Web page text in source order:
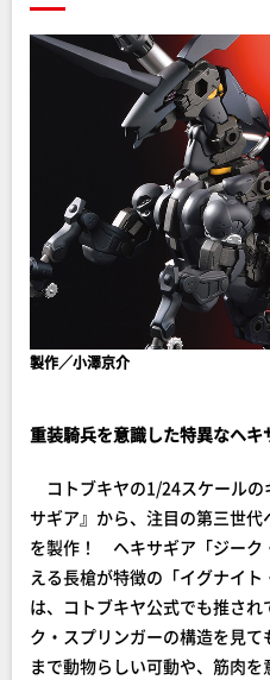
製作／小澤京介
重装騎兵を意識した特異なヘキ
コトブキヤの1/24スケールの
サギア』から、注目の第三世
を製作！ ヘキサギア「ジーク
える長槍が特徴の「イグナイ
は、コトブキヤ公式でも推さ
ク・スプリンガーの構造を見
まで動物らしい可動や、筋肉